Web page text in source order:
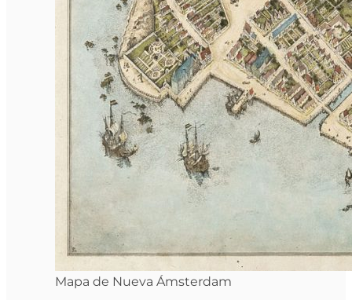
Mapa de Nueva Ámsterdam